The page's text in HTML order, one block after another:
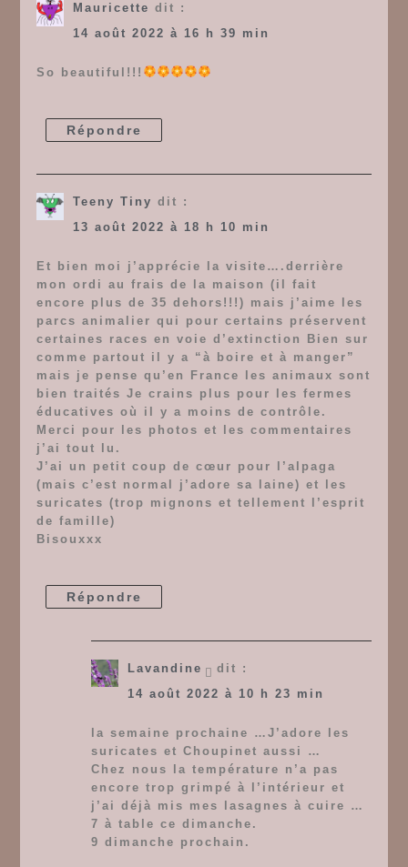
Mauricette dit :
14 août 2022 à 16 h 39 min
So beautiful!!!
Répondre
Teeny Tiny dit :
13 août 2022 à 18 h 10 min
Et bien moi j’apprécie la visite….derrière
mon ordi au frais de la maison (il fait
encore plus de 35 dehors!!!) mais j’aime les
parcs animalier qui pour certains préservent
certaines races en voie d’extinction Bien sur
comme partout il y a “à boire et à manger”
mais je pense qu’en France les animaux sont
bien traités Je crains plus pour les fermes
éducatives où il y a moins de contrôle.
Merci pour les photos et les commentaires
j’ai tout lu.
J’ai un petit coup de cœur pour l’alpaga
(mais c’est normal j’adore sa laine) et les
suricates (trop mignons et tellement l’esprit
de famille)
Bisouxxx
Répondre
Lavandine
dit :
14 août 2022 à 10 h 23 min
la semaine prochaine …J’adore les
suricates et Choupinet aussi …
Chez nous la température n’a pas
encore trop grimpé à l’intérieur et
j’ai déjà mis mes lasagnes à cuire …
7 à table ce dimanche.
9 dimanche prochain.